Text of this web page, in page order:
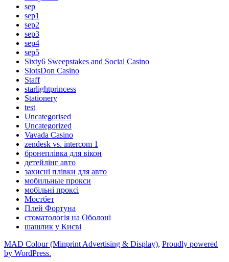
sep
sep1
sep2
sep3
sep4
sep5
Sixty6 Sweepstakes and Social Casino
SlotsDon Casino
Staff
starlightprincess
Stationery
test
Uncategorised
Uncategorized
Vavada Casino
zendesk vs. intercom 1
бронеплівка для вікон
детейлінг авто
захисні плівки для авто
мобильные прокси
мобільні проксі
Мостбет
Плей Фортуна
стоматологія на Оболоні
шашлик у Києві
MAD Colour (Minprint Advertising & Display), Proudly powered
by WordPress.